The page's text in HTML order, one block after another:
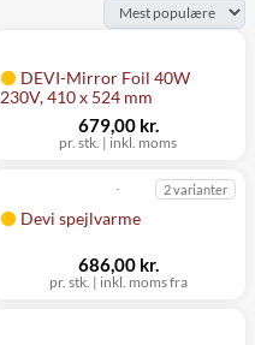
DEVI-Mirror Foil 40W
230V, 410 x 524 mm
pr. stk. | inkl. moms
679,00 kr.
Devi spejlvarme
2 varianter
pr. stk. | inkl. moms fra
686,00 kr.